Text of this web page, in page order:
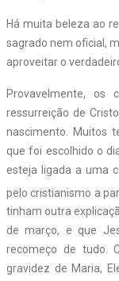
Há muita beleza ao
sagrado nem oficial,
aproveitar o
Provavelmente, os
ressurreição de
nascimento. Muitos
que foi escolhido o
esteja ligada a uma
pelo cristianismo a
tinham outra
de março, e que
recomeço de tudo.
gravidez de Maria,